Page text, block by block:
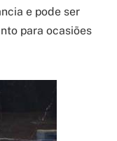
e pode ser
para ocasiões